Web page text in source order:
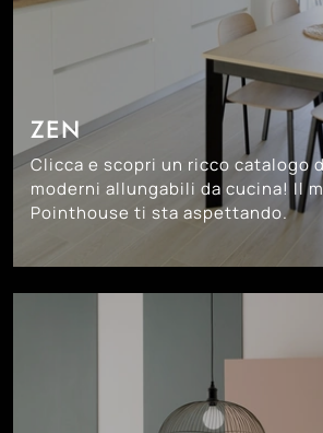
ZEN
Clicca e scopri un ricco catalogo
moderni allungabili da cucina! Il
Pointhouse ti sta aspettando.